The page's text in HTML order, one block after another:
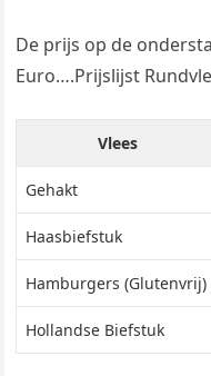
De prijs op de
Euro….Prijslijst
Vlees
Gehakt
Haasbiefstuk
Hamburgers (Glutenvrij)
Hollandse Biefstuk